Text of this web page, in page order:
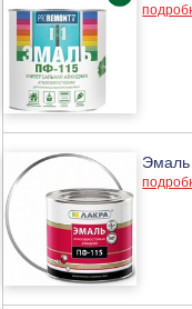
Эмаль